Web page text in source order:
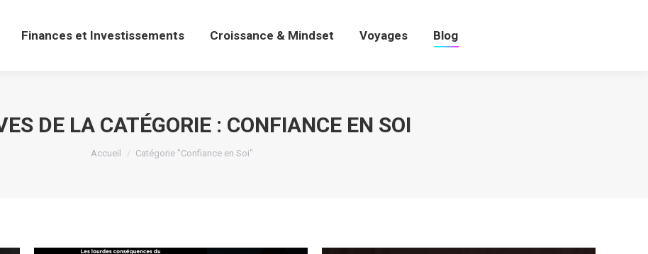
Finances et Investissements Croissance & Mindset Voyages Blog
DE LA CATÉGORIE : CONFIANCE EN SOI
Vous êtes ici :
Accueil Catégorie "Confiance en Soi"